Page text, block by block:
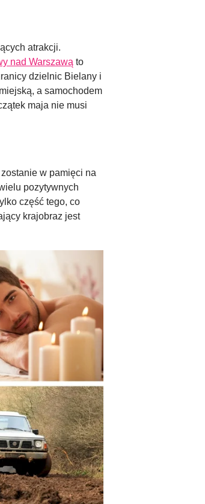
atrakcji.
nad Warszawą to
dzielnic Bielany i
a samochodem
maja nie musi
w pamięci na
pozytywnych
część tego, co
krajobraz jest